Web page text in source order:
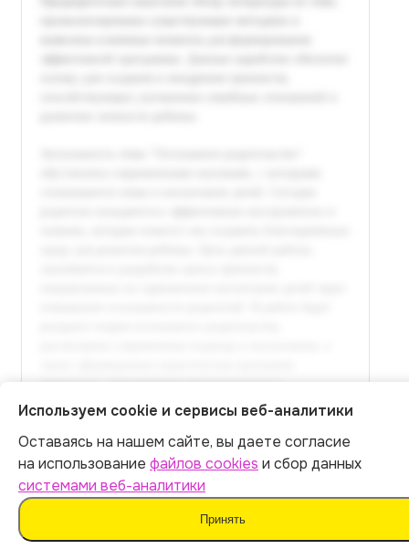
Полный текст доступен
в расширенной версии
Оплатить 399 р.
Итог:399р.
Оплатить
Используем cookie и сервисы веб-аналитики
Оставаясь на нашем сайте, вы даете согласие
на использование файлов cookies и сбор данных
системами веб-аналитики
Принять